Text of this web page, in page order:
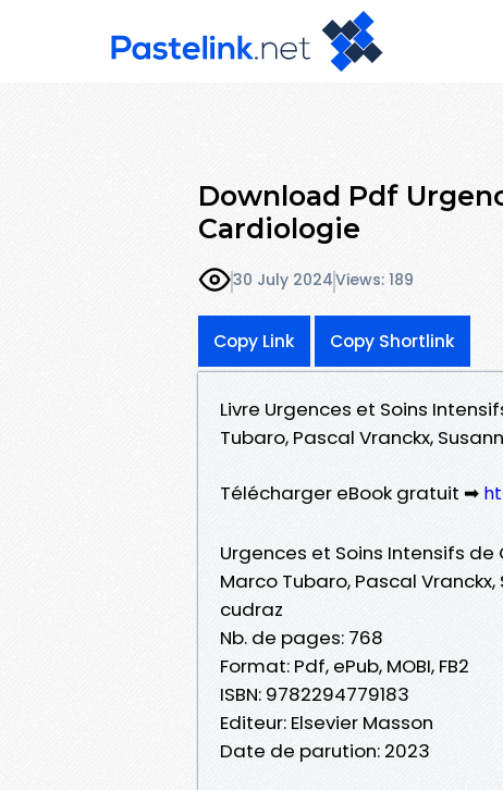
Download Pdf
Cardiologie
30 July 2024Views: 189
Copy Link Copy Shortlink
Livre Urgences et Soins
Tubaro, Pascal Vranckx,
Télécharger eBook gratuit ➡
Urgences et Soins Intensifs
Marco Tubaro, Pascal
cudraz
Nb. de pages: 768
Format: Pdf, ePub, MOBI, FB2
ISBN: 9782294779183
Editeur: Elsevier Masson
Date de parution: 2023